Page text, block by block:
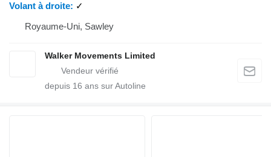
Volant à droite
✓
Royaume-Uni, Sawley
Walker Movements Limited
depuis 16 ans sur Autoline